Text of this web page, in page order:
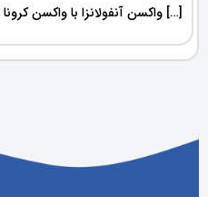
[…] واکسن آنفولانزا با واکسن